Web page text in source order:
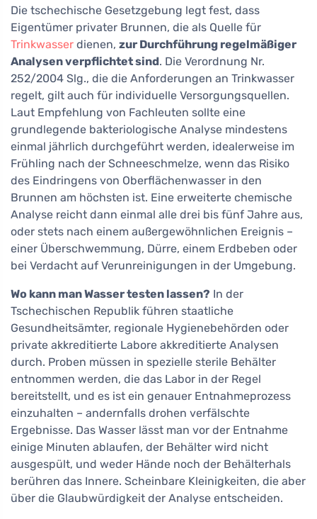
Die tschechische Gesetzgebung legt fest, dass
Eigentümer privater Brunnen, die als Quelle für
Trinkwasser dienen, zur Durchführung regelmäßiger
Analysen verpflichtet sind. Die Verordnung Nr.
252/2004 Slg., die die Anforderungen an Trinkwasser
regelt, gilt auch für individuelle Versorgungsquellen.
Laut Empfehlung von Fachleuten sollte eine
grundlegende bakteriologische Analyse mindestens
einmal jährlich durchgeführt werden, idealerweise im
Frühling nach der Schneeschmelze, wenn das Risiko
des Eindringens von Oberflächenwasser in den
Brunnen am höchsten ist. Eine erweiterte chemische
Analyse reicht dann einmal alle drei bis fünf Jahre aus,
oder stets nach einem außergewöhnlichen Ereignis –
einer Überschwemmung, Dürre, einem Erdbeben oder
bei Verdacht auf Verunreinigungen in der Umgebung.
Wo kann man Wasser testen lassen? In der
Tschechischen Republik führen staatliche
Gesundheitsämter, regionale Hygienebehörden oder
private akkreditierte Labore akkreditierte Analysen
durch. Proben müssen in spezielle sterile Behälter
entnommen werden, die das Labor in der Regel
bereitstellt, und es ist ein genauer Entnahmeprozess
einzuhalten – andernfalls drohen verfälschte
Ergebnisse. Das Wasser lässt man vor der Entnahme
einige Minuten ablaufen, der Behälter wird nicht
ausgespült, und weder Hände noch der Behälterhals
berühren das Innere. Scheinbare Kleinigkeiten, die aber
über die Glaubwürdigkeit der Analyse entscheiden.